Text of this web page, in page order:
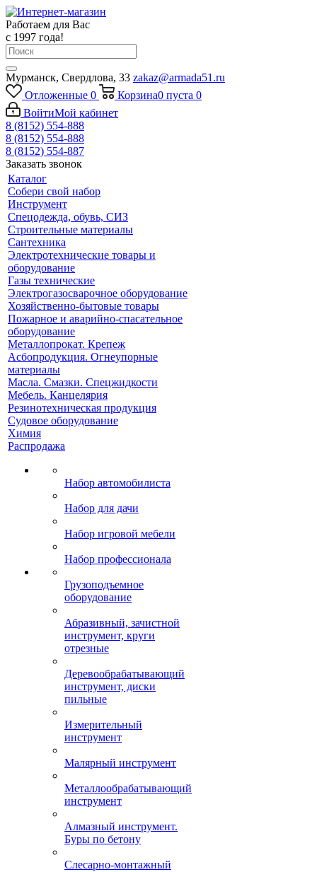
Работаем для Вас
с 1997 года!
Мурманск, Свердлова, 33 zakaz@armada51.ru
Отложенные 0 Корзина0 пуста 0
ВойтиМой кабинет
8 (8152) 554-888
8 (8152) 554-888
8 (8152) 554-887
Заказать звонок
Каталог
Собери свой набор
Инструмент
Спецодежда, обувь, СИЗ
Строительные материалы
Сантехника
Электротехнические товары и
оборудование
Газы технические
Электрогазосварочное оборудование
Хозяйственно-бытовые товары
Пожарное и аварийно-спасательное
оборудование
Металлопрокат. Крепеж
Асбопродукция. Огнеупорные
материалы
Масла. Смазки. Спецжидкости
Мебель. Канцелярия
Резинотехническая продукция
Судовое оборудование
Химия
Распродажа
Набор автомобилиста
Набор для дачи
Набор игровой мебели
Набор профессионала
Грузоподъемное
оборудование
Абразивный, зачистной
инструмент, круги
отрезные
Деревообрабатывающий
инструмент, диски
пильные
Измерительный
инструмент
Малярный инструмент
Металлообрабатывающий
инструмент
Алмазный инструмент.
Буры по бетону
Слесарно-монтажный